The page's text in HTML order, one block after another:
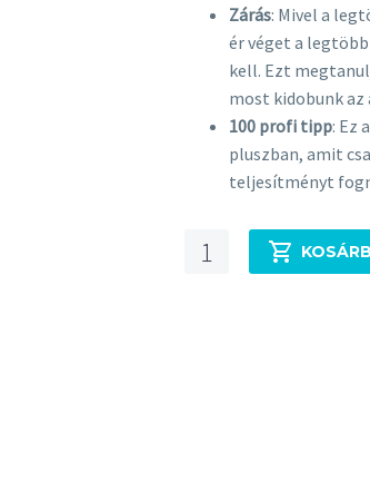
Zárás: Mivel a
ér véget a
kell. Ezt
most kidobunk az
100 profi tipp: Ez
pluszban, amit
teljesítményt
Értékesítés
MasterClass